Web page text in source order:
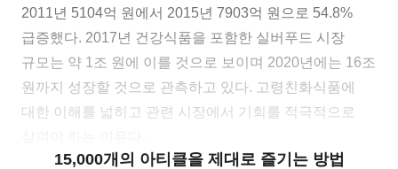
2011년 5104억 원에서 2015년 7903억 원으로 54.8%
급증했다. 2017년 건강식품을 포함한 실버푸드 시장
규모는 약 1조 원에 이를 것으로 보이며 2020년에는 16조
원까지 성장할 것으로 관측하고 있다. 고령친화식품에
대한 이해를 넓히고 관련 시장에서 기회를 적극적으로
15,000개의 아티클을 제대로 즐기는 방법